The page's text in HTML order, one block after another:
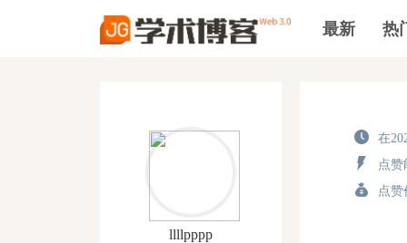
最新 热
llllpppp
在
点赞
点赞